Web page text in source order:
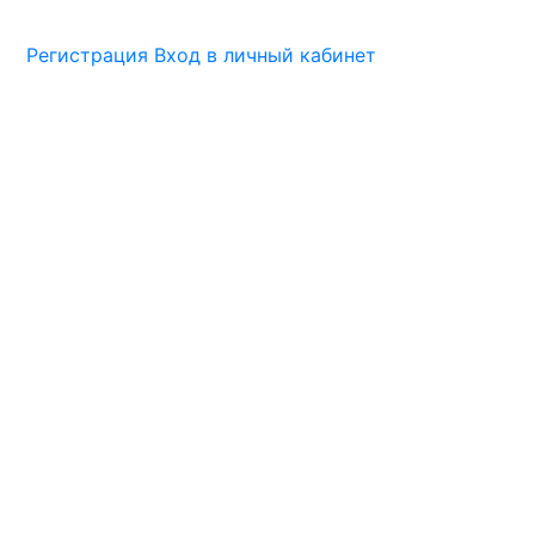
Регистрация Вход в личный кабинет